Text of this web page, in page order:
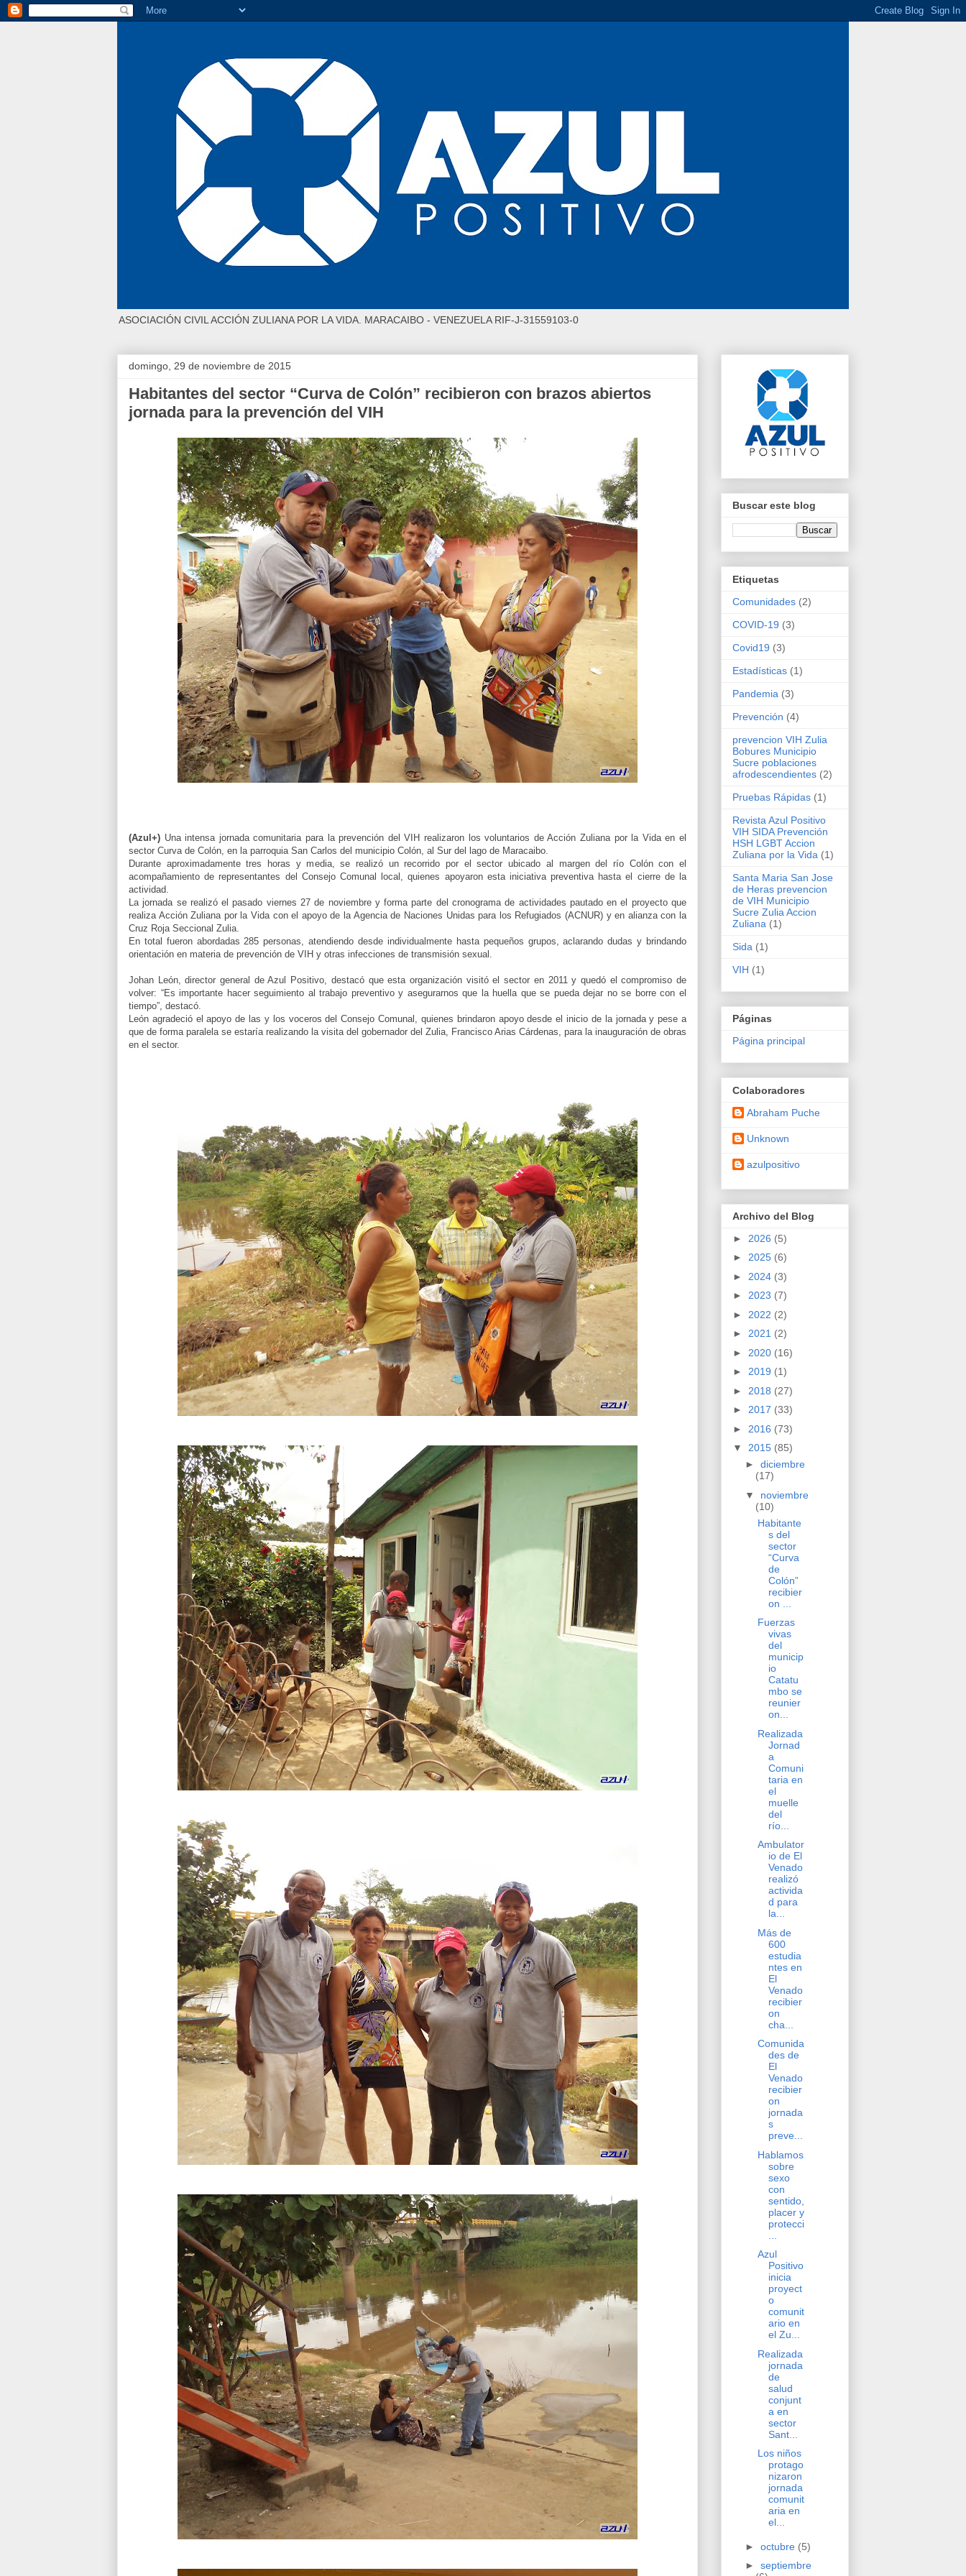
ASOCIACIÓN CIVIL ACCIÓN ZULIANA POR LA VIDA. MARACAIBO - VENEZUELA RIF-J-31559103-0
domingo, 29 de noviembre de 2015
Habitantes del sector “Curva de Colón” recibieron con brazos abiertos
jornada para la prevención del VIH
(Azul+) Una intensa jornada comunitaria para la prevención del VIH realizaron los voluntarios de Acción Zuliana por la Vida en el
sector Curva de Colón, en la parroquia San Carlos del municipio Colón, al Sur del lago de Maracaibo.
Durante aproximadamente tres horas y media, se realizó un recorrido por el sector ubicado al margen del río Colón con el
acompañamiento de representantes del Consejo Comunal local, quienes apoyaron esta iniciativa preventiva hasta el cierre de la
actividad.
La jornada se realizó el pasado viernes 27 de noviembre y forma parte del cronograma de actividades pautado en el proyecto que
realiza Acción Zuliana por la Vida con el apoyo de la Agencia de Naciones Unidas para los Refugiados (ACNUR) y en alianza con la
Cruz Roja Seccional Zulia.
En total fueron abordadas 285 personas, atendiendo desde individualmente hasta pequeños grupos, aclarando dudas y brindando
orientación en materia de prevención de VIH y otras infecciones de transmisión sexual.
Johan León, director general de Azul Positivo, destacó que esta organización visitó el sector en 2011 y quedó el compromiso de
volver: “Es importante hacer seguimiento al trabajo preventivo y asegurarnos que la huella que se pueda dejar no se borre con el
tiempo”, destacó.
León agradeció el apoyo de las y los voceros del Consejo Comunal, quienes brindaron apoyo desde el inicio de la jornada y pese a
que de forma paralela se estaría realizando la visita del gobernador del Zulia, Francisco Arias Cárdenas, para la inauguración de obras
en el sector.
Buscar este blog
Etiquetas
Comunidades (2)
COVID-19 (3)
Covid19 (3)
Estadísticas (1)
Pandemia (3)
Prevención (4)
prevencion VIH Zulia
Bobures Municipio
Sucre poblaciones
afrodescendientes (2)
Pruebas Rápidas (1)
Revista Azul Positivo
VIH SIDA Prevención
HSH LGBT Accion
Zuliana por la Vida (1)
Santa Maria San Jose
de Heras prevencion
de VIH Municipio
Sucre Zulia Accion
Zuliana (1)
Sida (1)
VIH (1)
Páginas
Página principal
Colaboradores
Abraham Puche
Unknown
azulpositivo
Archivo del Blog
► 2026 (5)
► 2025 (6)
► 2024 (3)
► 2023 (7)
► 2022 (2)
► 2021 (2)
► 2020 (16)
► 2019 (1)
► 2018 (27)
► 2017 (33)
► 2016 (73)
▼ 2015 (85)
► diciembre
(17)
▼ noviembre
(10)
Habitante
s del
sector
“Curva
de
Colón”
recibier
on ...
Fuerzas
vivas
del
municip
io
Catatu
mbo se
reunier
on...
Realizada
Jornad
a
Comuni
taria en
el
muelle
del
río...
Ambulator
io de El
Venado
realizó
activida
d para
la...
Más de
600
estudia
ntes en
El
Venado
recibier
on
cha...
Comunida
des de
El
Venado
recibier
on
jornada
s
preve...
Hablamos
sobre
sexo
con
sentido,
placer y
protecci
Azul
Positivo
inicia
proyect
o
comunit
ario en
el Zu...
Realizada
jornada
de
salud
conjunt
a en
sector
Sant...
Los niños
protago
nizaron
jornada
comunit
aria en
el...
► octubre (5)
► septiembre